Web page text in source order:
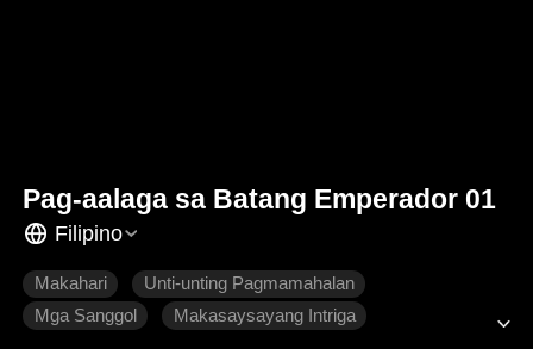
Pag-aalaga sa Batang Emperador 01
Filipino
Makahari
Unti-unting Pagmamahalan
Mga Sanggol
Makasaysayang Intriga